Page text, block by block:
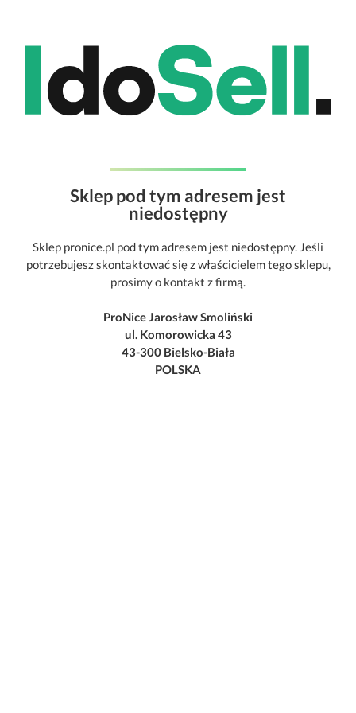
Sklep pod tym adresem jest
niedostępny
Sklep pronice.pl pod tym adresem jest niedostępny. Jeśli
potrzebujesz skontaktować się z właścicielem tego sklepu,
prosimy o kontakt z firmą.
ProNice Jarosław Smoliński
ul. Komorowicka 43
43-300 Bielsko-Biała
POLSKA